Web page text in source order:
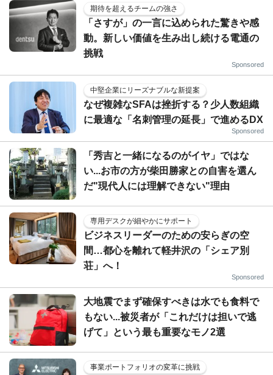
期待を超えるチームの強さ
「さすが」の一言に込められた驚きや感
動。新しい価値を生み出し続ける電通の
挑戦
Sponsored
中堅企業にリーズナブルな新提案
なぜ複雑なSFAは挫折する？少人数組織
に最適な「名刺管理の延長」で進めるDX
Sponsored
「秀吉と一緒になるのがイヤ」ではな
い...お市の方が柴田勝家との自害を選ん
だ"現代人には理解できない"理由
専用デスクが細やかにサポート
ビジネスリーダーのための安らぎの空
間…都心を離れて軽井沢の「シェア別
荘」へ！
Sponsored
大地震でまず確保すべきは水でも食料で
もない...被災者が「これだけは担いで逃
げて」という最も重要なモノ2選
事業ポートフォリオの変革に挑戦